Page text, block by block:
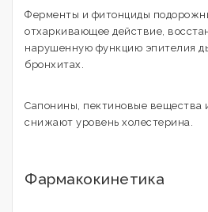
Ферменты и фитонциды
отхаркивающее действие,
нарушенную функцию эпителия
бронхитах.
Сапонины, пектиновые вещества
снижают уровень холестерина.
Фармакокинетика